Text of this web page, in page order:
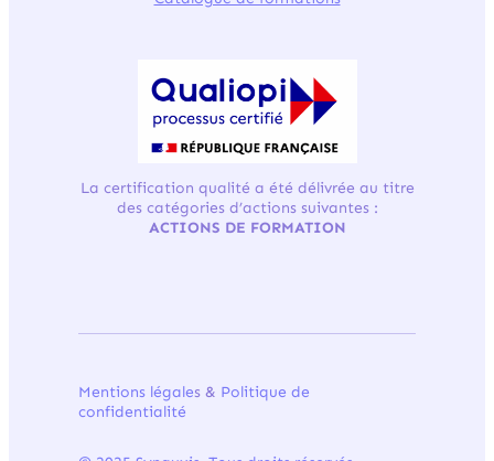
La certification qualité a été délivrée au titre
des catégories d’actions suivantes :
ACTIONS DE FORMATION
Mentions légales & Politique de
confidentialité